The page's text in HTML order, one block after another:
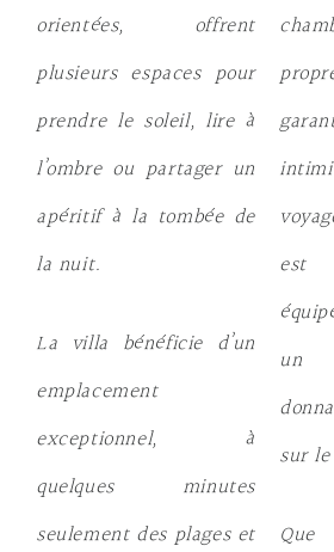
orientées, offrent
plusieurs espaces pour
prendre le soleil, lire à
l’ombre ou partager un
apéritif à la tombée de
la nuit.
La villa bénéficie d’un
emplacement
exceptionnel, à
quelques minutes
seulement des plages et
est
un
sur